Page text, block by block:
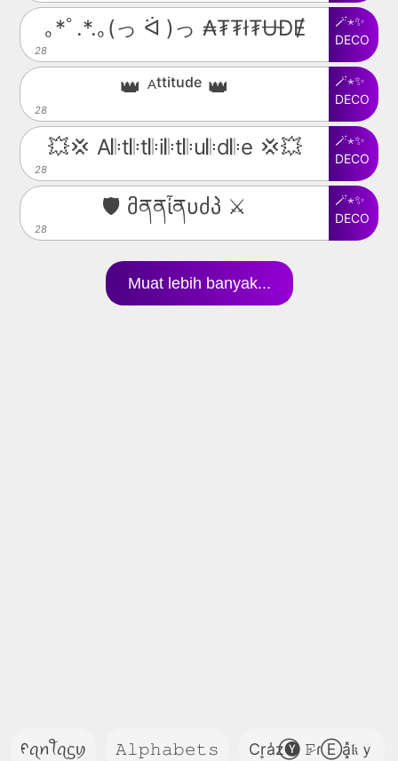
28
｡*ﾟ.*.｡(っ ᐛ )っ ₳₮₮ł₮ɄĐɆ
🪄⋆✨
DECO
28
👑 ᴬᵗᵗⁱᵗᵘᵈᵉ 👑
🪄⋆✨
DECO
28
💥💢 A𝄆t𝄆t𝄆i𝄆t𝄆u𝄆d𝄆e 💢💥
🪄⋆✨
DECO
28
🛡️ მནནἶནυძპ ⚔️
🪄⋆✨
DECO
Muat lebih banyak...
ᠻꪖꪀꪻꪖᦓꪗ 𝙰𝚕𝚙𝚑𝚊𝚋𝚎𝚝𝚜 Cr͎a̾z⃝🅨 𝙵̷ɾⒺa͓̽𝔨ｙ